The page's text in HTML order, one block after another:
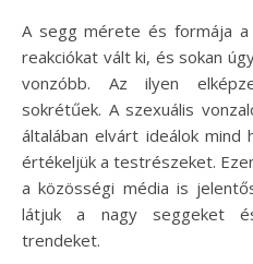
A segg mérete és formája a
reakciókat vált ki, és sokan
vonzóbb. Az ilyen
sokrétűek. A szexuális
általában elvárt ideálok mind
értékeljük a testrészeket.
a közösségi média is
látjuk a nagy seggeket
trendeket.